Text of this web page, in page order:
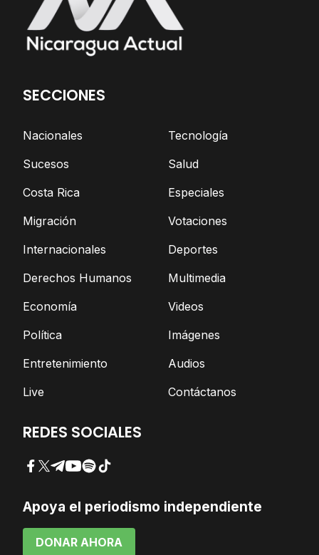
SECCIONES
Nacionales
Sucesos
Costa Rica
Migración
Internacionales
Derechos Humanos
Economía
Política
Entretenimiento
Live
Tecnología
Salud
Especiales
Votaciones
Deportes
Multimedia
Videos
Imágenes
Audios
Contáctanos
REDES SOCIALES
Facebook
Twitter
Telegram
YouTube
SpotifyTikTok
Apoya el periodismo independiente
DONAR AHORA